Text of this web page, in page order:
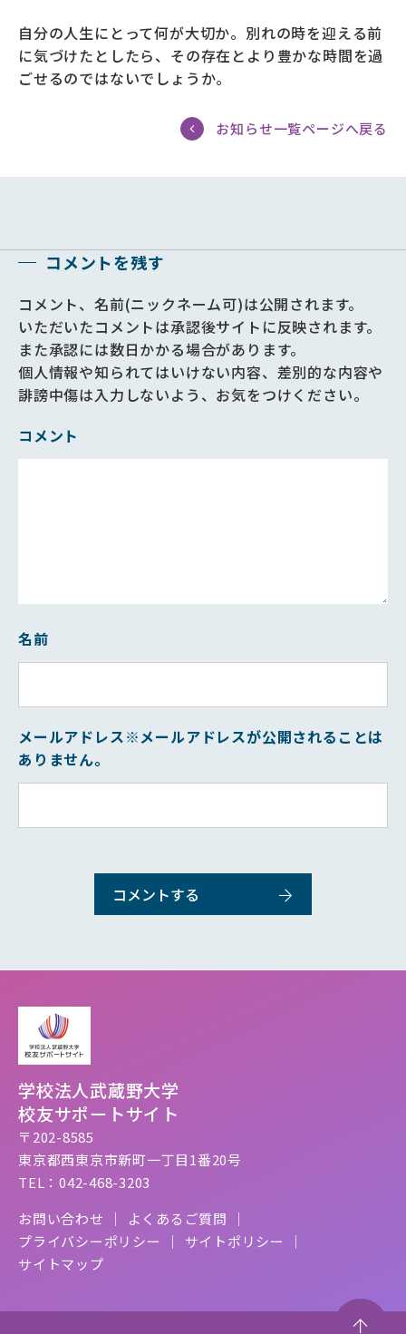
自分の人生にとって何が大切か。別れの時を迎える前
に気づけたとしたら、その存在とより豊かな時間を過
ごせるのではないでしょうか。
お知らせ一覧ページへ戻る
コメントを残す
コメント、名前(ニックネーム可)は公開されます。
いただいたコメントは承認後サイトに反映されます。
また承認には数日かかる場合があります。
個人情報や知られてはいけない内容、差別的な内容や
誹謗中傷は入力しないよう、お気をつけください。
コメント
名前
メールアドレス※メールアドレスが公開されることは
ありません。
学校法人武蔵野大学
校友サポートサイト
〒202-8585
東京都西東京市新町一丁目1番20号
TEL：042-468-3203
お問い合わせ
よくあるご質問
プライバシーポリシー
サイトポリシー
サイトマップ